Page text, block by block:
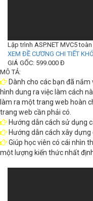
Lập trình ASP.NET MVC5
XEM ĐỀ CƯƠNG CHI TIẾT
GIÁ GỐC: 599.000 Đ
MÔ TẢ:
Dành cho các bạn đã
hình dung ra việc làm cách
làm ra một trang web hoàn
trang web cần phải có.
Hướng dẫn cách sử dụng
Hướng dẫn cách xây dựng
Giúp học viên có cái nhìn
một lượng kiến thức nhất